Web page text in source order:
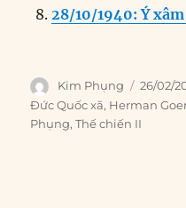
28/10/1940: Ý
Author
Kim Phụng
Posted
on
26/02/
Đức Quốc xã, Herman
Phụng,Thế chiến II